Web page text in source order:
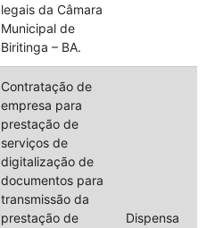
legais da Câmara
Municipal de
Biritinga – BA.
Contratação de
empresa para
prestação de
serviços de
digitalização de
documentos para
transmissão da
prestação de
Dispensa